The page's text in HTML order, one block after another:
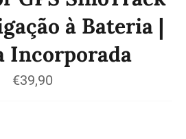
à Bateria |
Incorporada
Preço
normal
€39,90